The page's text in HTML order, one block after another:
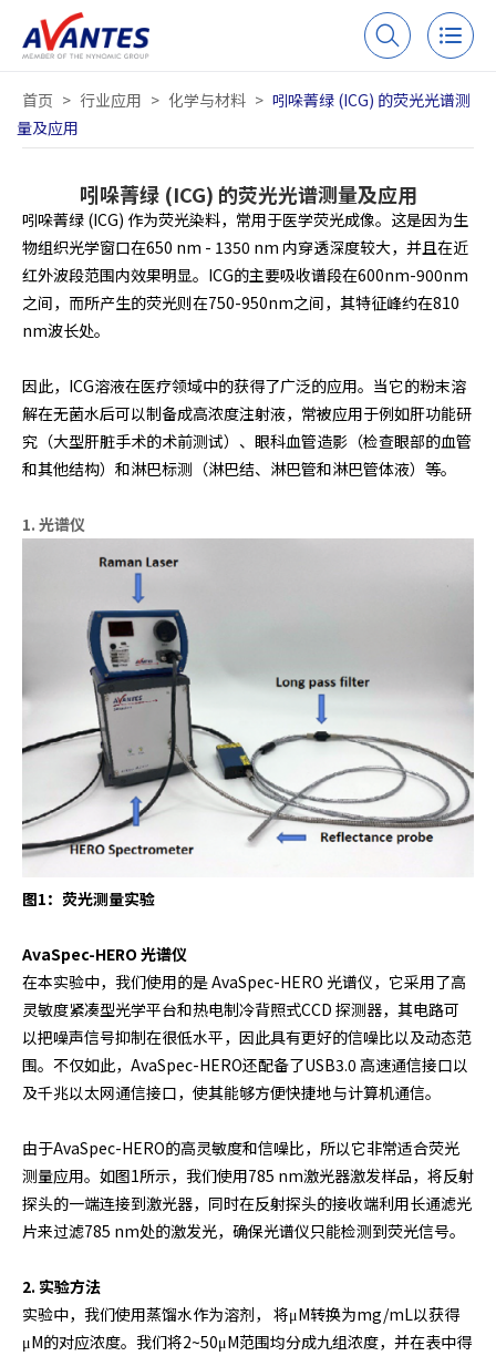
首页 > 行业应用 > 化学与材料 > 吲哚菁绿 (ICG) 的荧光光谱测
量及应用
吲哚菁绿 (ICG) 的荧光光谱测量及应用
吲哚菁绿 (ICG) 作为荧光染料，常用于医学荧光成像。这是因为生
物组织光学窗口在650 nm - 1350 nm 内穿透深度较大，并且在近
红外波段范围内效果明显。ICG的主要吸收谱段在600nm-900nm
之间，而所产生的荧光则在750-950nm之间，其特征峰约在810
nm波长处。
因此，ICG溶液在医疗领域中的获得了广泛的应用。当它的粉末溶
解在无菌水后可以制备成高浓度注射液，常被应用于例如肝功能研
究（大型肝脏手术的术前测试）、眼科血管造影（检查眼部的血管
和其他结构）和淋巴标测（淋巴结、淋巴管和淋巴管体液）等。
1. 光谱仪
图1：荧光测量实验
AvaSpec-HERO 光谱仪
在本实验中，我们使用的是 AvaSpec-HERO 光谱仪，它采用了高
灵敏度紧凑型光学平台和热电制冷背照式CCD 探测器，其电路可
以把噪声信号抑制在很低水平，因此具有更好的信噪比以及动态范
围。不仅如此，AvaSpec-HERO还配备了USB3.0 高速通信接口以
及千兆以太网通信接口，使其能够方便快捷地与计算机通信。
由于AvaSpec-HERO的高灵敏度和信噪比，所以它非常适合荧光
测量应用。如图1所示，我们使用785 nm激光器激发样品，将反射
探头的一端连接到激光器，同时在反射探头的接收端利用长通滤光
片来过滤785 nm处的激发光，确保光谱仪只能检测到荧光信号。
2. 实验方法
实验中，我们使用蒸馏水作为溶剂， 将μM转换为mg/mL以获得
μM的对应浓度。我们将2~50μM范围均分成九组浓度，并在表中得